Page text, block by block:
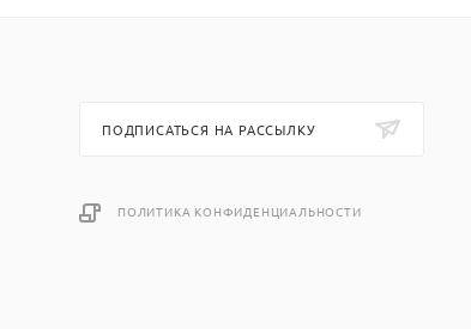
ПОДПИСАТЬСЯ НА РАССЫЛКУ
ПОЛИТИКА КОНФИДЕНЦИАЛЬНОСТИ